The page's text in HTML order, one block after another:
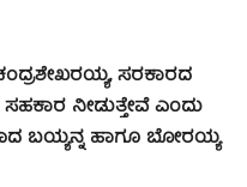
ಸರಕಾರದ
ನೀಡುತ್ತೇವೆ ಎಂದು
ಬಯ್ಯನ್ನ ಹಾಗೂ ಬೋರಯ್ಯ